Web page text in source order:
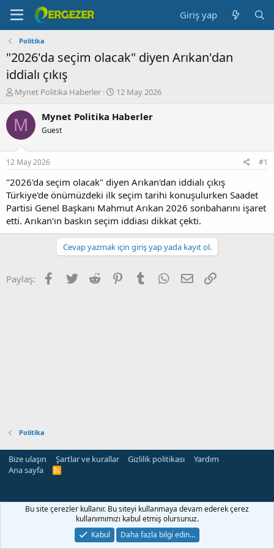
Giriş yap
Politika
"2026'da seçim olacak" diyen Arıkan'dan
iddialı çıkış
K
n
b
u
u
b
a
ş
l
a
t
a
Mynet Politika Haberler
B
ş
ç
t
a
r
i
h
12 May 2026
M Mynet Politika Haberler
Guest
12 May 2026 #1
"2026'da seçim olacak" diyen Arıkan'dan iddialı çıkış
Türkiye'de önümüzdeki ilk seçim tarihi konuşulurken Saadet
Partisi Genel Başkanı Mahmut Arıkan 2026 sonbaharını işaret
etti. Arıkan'ın baskın seçim iddiası dikkat çekti.
Cevap yazmak için giriş yap yada kayıt ol.
Paylaş: Facebook
Twitter Reddit PinterestTumblr WhatsApp
E-posta
Politika
Bize ulaşın Şartlar ve kurallar Gizlilik politikası
Yardım
Ana sayfa
R
Bu site çerezler kullanır. Bu siteyi kullanmaya devam ederek çerez
kullanımımızı kabul etmiş olursunuz.
Kabul
Daha fazla bilgi edin…